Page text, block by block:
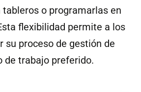
o programarlas en
flexibilidad permite a los
su proceso de gestión de
de trabajo preferido.